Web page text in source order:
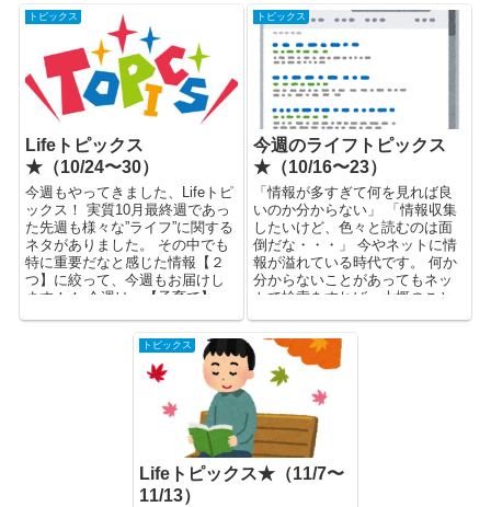
トピックス
Lifeトピックス
★（10/24〜30）
今週もやってきました、Lifeトピ
ックス！ 実質10月最終週であっ
た先週も様々な”ライフ”に関する
ネタがありました。 その中でも
特に重要だなと感じた情報【２
つ】に絞って、今週もお届けし
ます！！ 今週は、【子育て】...
トピックス
今週のライフトピックス
★（10/16〜23）
「情報が多すぎて何を見れば良
いのか分からない」 「情報収集
したいけど、色々と読むのは面
倒だな・・・」 今やネットに情
報が溢れている時代です。 何か
分からないことがあってもネッ
トで検索をすれば、大概のこと
トピックス
Lifeトピックス★（11/7〜
11/13）